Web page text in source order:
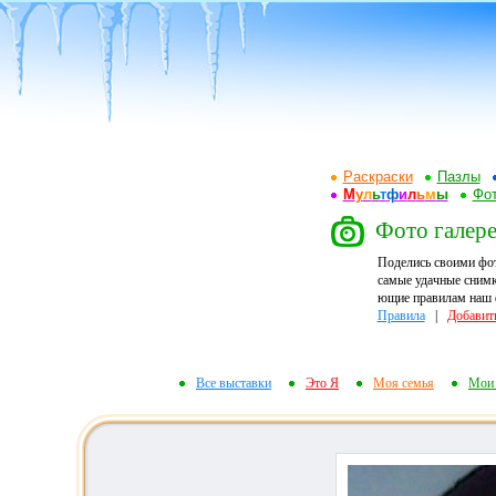
Раскраски
Пазлы
Мультфильмы
Фото
Поделись своими
самые удачные
ющие правилам наш
Правила|
Все выставки Это Я Моя семья Мои